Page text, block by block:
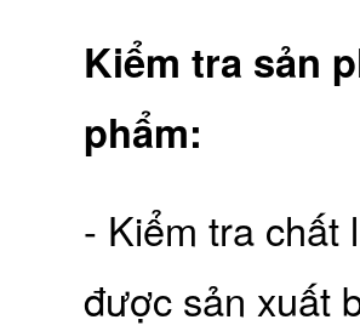
Kiểm tra sản
phẩm:
- Kiểm tra chất
được sản xuất